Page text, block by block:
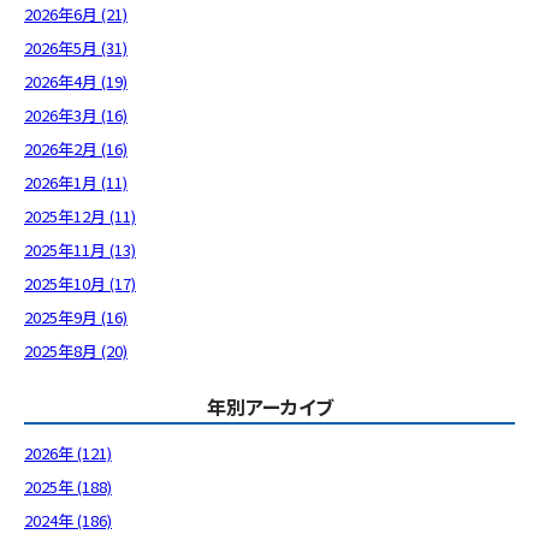
2026年6月 (21)
2026年5月 (31)
2026年4月 (19)
2026年3月 (16)
2026年2月 (16)
2026年1月 (11)
2025年12月 (11)
2025年11月 (13)
2025年10月 (17)
2025年9月 (16)
2025年8月 (20)
年別アーカイブ
2026年 (121)
2025年 (188)
2024年 (186)